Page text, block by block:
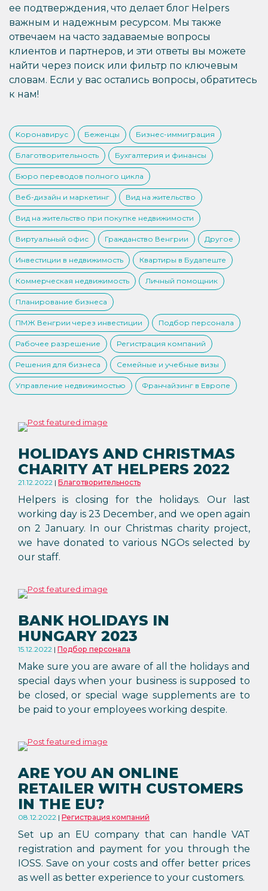
ее подтверждения, что делает блог Helpers
важным и надежным ресурсом. Мы также
отвечаем на часто задаваемые вопросы
клиентов и партнеров, и эти ответы вы можете
найти через поиск или фильтр по ключевым
словам. Если у вас остались вопросы, обратитесь
к нам!
Kоронавирус Беженцы Бизнес-иммиграция
Благотворительность Бухгалтерия и финансы
Бюро переводов полного цикла
Веб-дизайн и маркетинг Вид на жительство
Вид на жительство при покупке недвижимости
Виртуальный офис Гражданство Венгрии Другое
Инвестиции в недвижимость Квартиры в Будапеште
Коммерческая недвижимость Личный помощник
Планирование бизнеса
ПМЖ Венгрии через инвестиции Подбор персонала
Рабочее разрешение Регистрация компаний
Решения для бизнеса Семейные и учебные визы
Управление недвижимостью Франчайзинг в Европе
HOLIDAYS AND CHRISTMAS
CHARITY AT HELPERS 2022
21.12.2022 Благотворительность
Helpers is closing for the holidays. Our last
working day is 23 December, and we open again
on 2 January. In our Christmas charity project,
we have donated to various NGOs selected by
our staff.
BANK HOLIDAYS IN
HUNGARY 2023
15.12.2022 Подбор персонала
Make sure you are aware of all the holidays and
special days when your business is supposed to
be closed, or special wage supplements are to
be paid to your employees working despite.
ARE YOU AN ONLINE
RETAILER WITH CUSTOMERS
IN THE EU?
08.12.2022 Регистрация компаний
Set up an EU company that can handle VAT
registration and payment for you through the
IOSS. Save on your costs and offer better prices
as well as better experience to your customers.